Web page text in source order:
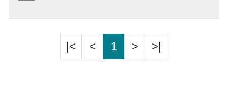
|< < 1 > >|